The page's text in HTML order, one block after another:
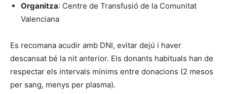
Organitza: Centre de Transfusió de la Comunitat
Valenciana
Es recomana acudir amb DNI, evitar dejú i haver
descansat bé la nit anterior. Els donants habituals han de
respectar els intervals mínims entre donacions (2 mesos
per sang, menys per plasma).